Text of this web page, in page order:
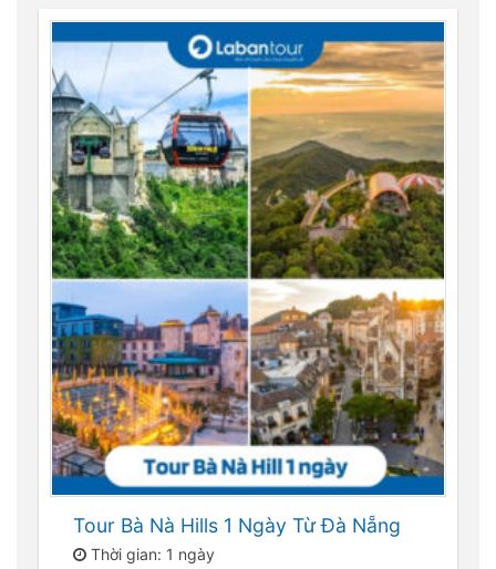
Tour Bà Nà Hills 1 Ngày Từ Đà Nẵng
Thời gian: 1 ngày